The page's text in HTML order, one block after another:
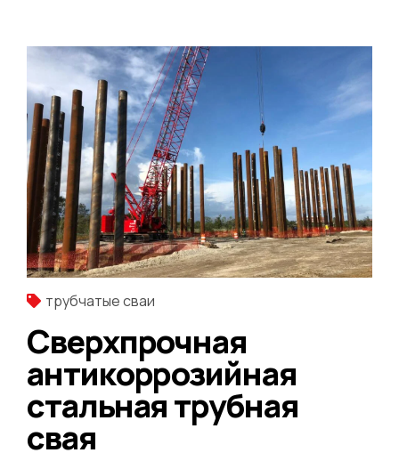
трубчатые сваи
Сверхпрочная
антикоррозийная
стальная трубная
свая